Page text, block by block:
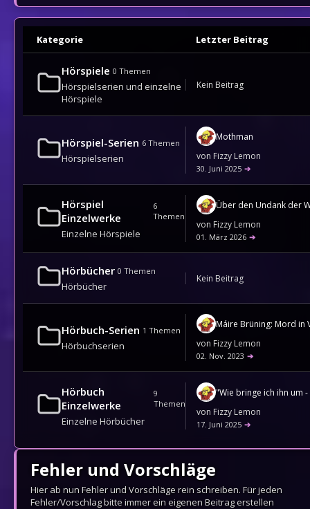
Kategorie Letzter Beitrag
Hörspiele 0 Themen
Hörspielserien und einzelne
Hörspiele
Kein Beitrag
Hörspiel-Serien 6 Themen
Hörspielserien
Mothman
von Fizzy Lemon
30. Juni 2025 ➔
Hörspiel
Einzelwerke
6
Themen
Einzelne Hörspiele
Über den Undank der
von Fizzy Lemon
01. März 2026 ➔
Hörbücher 0 Themen
Hörbücher
Kein Beitrag
Hörbuch-Serien 1 Themen
Hörbuchserien
Máire Brüning: Mord in
von Fizzy Lemon
02. Nov. 2023 ➔
Hörbuch
Einzelwerke
9
Themen
Einzelne Hörbücher
von Fizzy Lemon
17. Juni 2025 ➔
Fehler und Vorschläge
Hier ab nun Fehler und Vorschläge rein schreiben. Für jeden
Fehler/Vorschlag bitte immer ein eigenen Beitrag erstellen